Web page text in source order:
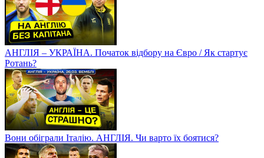
АНГЛІЯ – УКРАЇНА. Початок відбору на Євро / Як стартує
Ротань?
Вони обіграли Італію. АНГЛІЯ. Чи варто їх боятися?